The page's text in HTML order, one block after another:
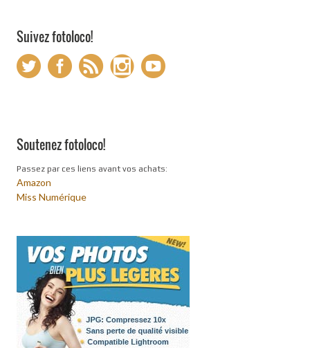
Suivez fotoloco!
Soutenez fotoloco!
Passez par ces liens avant vos achats:
Amazon
Miss Numérique